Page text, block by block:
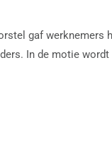
gaf
In de motie